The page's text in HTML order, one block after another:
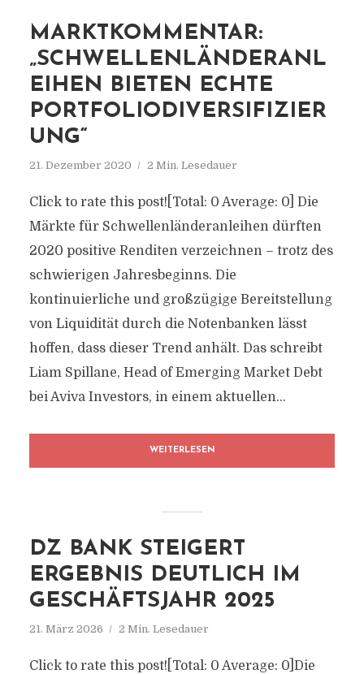
MARKTKOMMENTAR:
„SCHWELLENLÄNDERANL
EIHEN BIETEN ECHTE
PORTFOLIODIVERSIFIZIER
UNG“
21. Dezember 2020 2 Min. Lesedauer
Click to rate this post![Total: 0 Average: 0] Die
Märkte für Schwellenländeranleihen dürften
2020 positive Renditen verzeichnen – trotz des
schwierigen Jahresbeginns. Die
kontinuierliche und großzügige Bereitstellung
von Liquidität durch die Notenbanken lässt
hoffen, dass dieser Trend anhält. Das schreibt
Liam Spillane, Head of Emerging Market Debt
bei Aviva Investors, in einem aktuellen...
WEITERLESEN
DZ BANK STEIGERT
ERGEBNIS DEUTLICH IM
GESCHÄFTSJAHR 2025
21. März 2026 2 Min. Lesedauer
Click to rate this post![Total: 0 Average: 0]Die